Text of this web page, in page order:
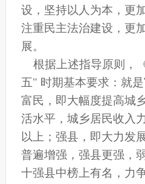
设，坚持以人为本，更
注重民主法治建设，更
展。
根据上述指导原则，
五" 时期基本要求：就是
富民，即大幅度提高城
活水平，城乡居民收入
以上；强县，即大力发
普遍增强，强县更强，
十强县中榜上有名，力